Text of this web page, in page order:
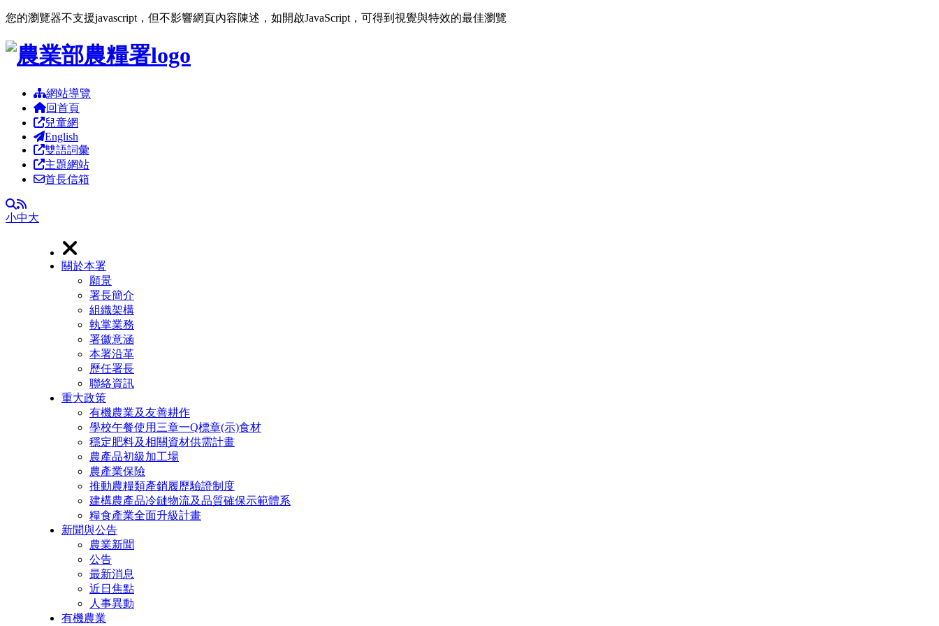
您的瀏覽器不支援javascript，但不影響網頁內容陳述，如開啟JavaScript，可得到視覺與特效的最佳瀏覽
跳到主要內容區塊
網站導覽
回首頁
兒童網
English
雙語詞彙
主題網站
首長信箱
全文檢索
RSS
小中大
關於本署
願景
署長簡介
組織架構
執掌業務
署徽意涵
本署沿革
歷任署長
聯絡資訊
重大政策
有機農業及友善耕作
學校午餐使用三章一Q標章(示)食材
穩定肥料及相關資材供需計畫
農產品初級加工場
農產業保險
推動農糧類產銷履歷驗證制度
建構農產品冷鏈物流及品質確保示範體系
糧食產業全面升級計畫
新聞與公告
農業新聞
公告
最新消息
近日焦點
人事異動
有機農業